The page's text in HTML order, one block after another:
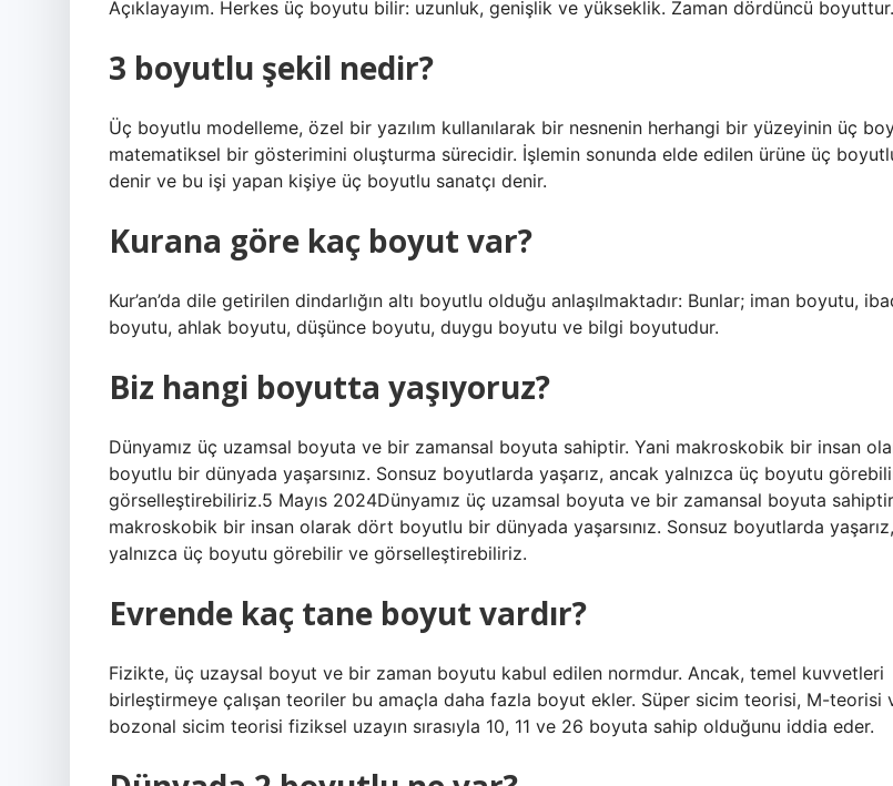
Açıklayayım. Herkes üç boyutu bilir: uzunluk, genişlik ve yükseklik. Zaman dördüncü boyuttur.
3 boyutlu şekil nedir?
Üç boyutlu modelleme, özel bir yazılım kullanılarak bir nesnenin herhangi bir yüzeyinin üç
matematiksel bir gösterimini oluşturma sürecidir. İşlemin sonunda elde edilen ürüne üç
denir ve bu işi yapan kişiye üç boyutlu sanatçı denir.
Kurana göre kaç boyut var?
Kur’an’da dile getirilen dindarlığın altı boyutlu olduğu anlaşılmaktadır: Bunlar; iman boyutu,
boyutu, ahlak boyutu, düşünce boyutu, duygu boyutu ve bilgi boyutudur.
Biz hangi boyutta yaşıyoruz?
Dünyamız üç uzamsal boyuta ve bir zamansal boyuta sahiptir. Yani makroskobik bir insan
boyutlu bir dünyada yaşarsınız. Sonsuz boyutlarda yaşarız, ancak yalnızca üç boyutu
görselleştirebiliriz.5 Mayıs 2024Dünyamız üç uzamsal boyuta ve bir zamansal boyuta
makroskobik bir insan olarak dört boyutlu bir dünyada yaşarsınız. Sonsuz boyutlarda
yalnızca üç boyutu görebilir ve görselleştirebiliriz.
Evrende kaç tane boyut vardır?
Fizikte, üç uzaysal boyut ve bir zaman boyutu kabul edilen normdur. Ancak, temel kuvvetleri
birleştirmeye çalışan teoriler bu amaçla daha fazla boyut ekler. Süper sicim teorisi, M-teorisi
bozonal sicim teorisi fiziksel uzayın sırasıyla 10, 11 ve 26 boyuta sahip olduğunu iddia eder.